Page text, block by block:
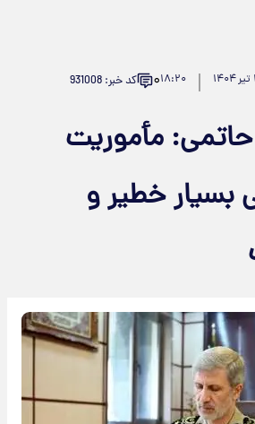
۱۸:۲۰۰ کد خبر: 931008
مأموریت
بسیار خطیر و